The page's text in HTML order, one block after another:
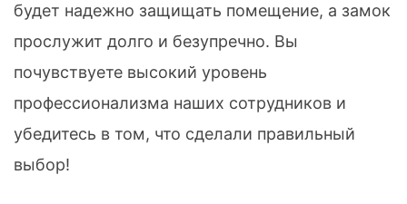
будет надежно защищать помещение, а замок
прослужит долго и безупречно. Вы
почувствуете высокий уровень
профессионализма наших сотрудников и
убедитесь в том, что сделали правильный
выбор!